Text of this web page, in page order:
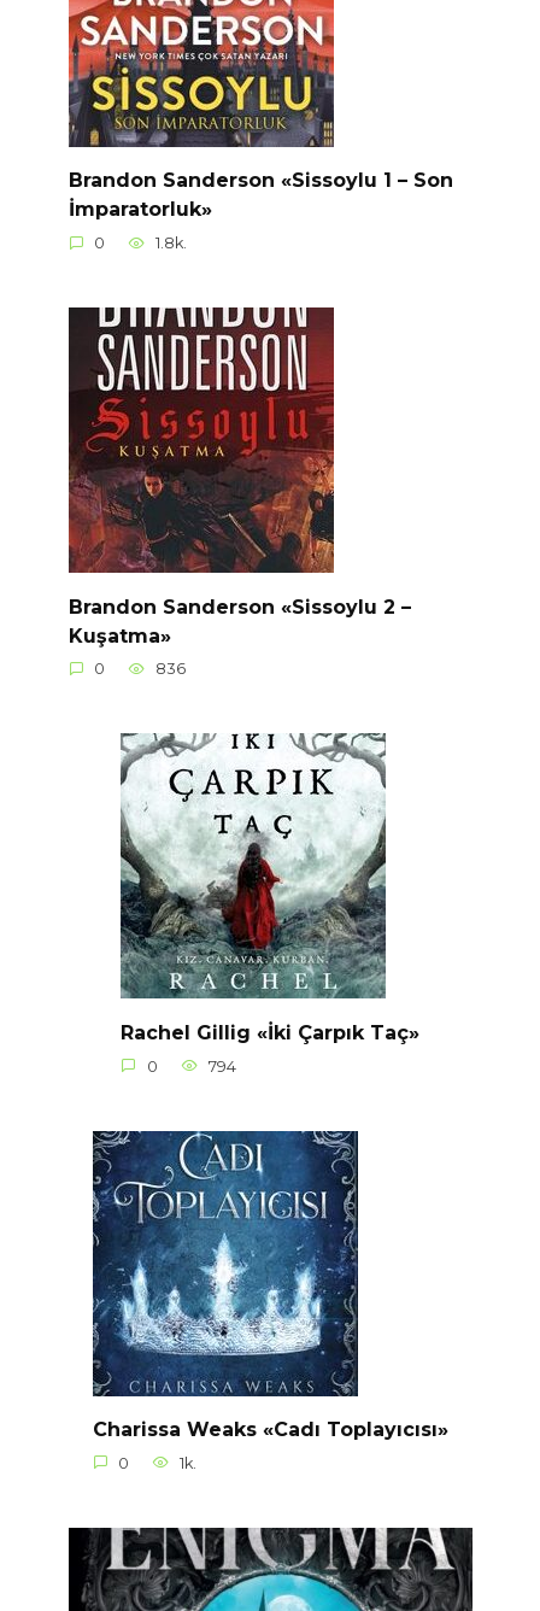
Brandon Sanderson «Sissoylu 1 – Son
İmparatorluk»
0 1.8k.
Brandon Sanderson «Sissoylu 2 –
Kuşatma»
0 836
Rachel Gillig «İki Çarpık Taç»
0 794
Charissa Weaks «Cadı Toplayıcısı»
0 1k.